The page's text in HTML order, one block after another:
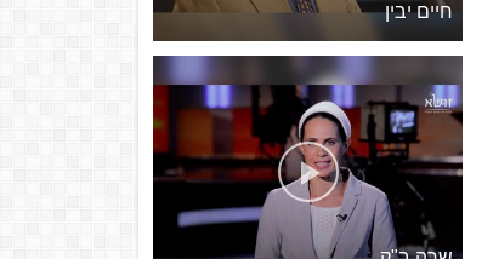
חיים יבין